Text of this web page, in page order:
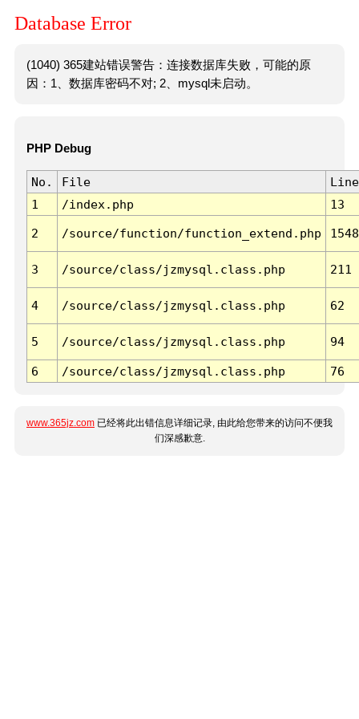
Database Error
(1040) 365建站错误警告：连接数据库失败，可能的原
因：1、数据库密码不对; 2、mysql未启动。
PHP Debug
No. File
Line
1
/index.php 13
2 /source/function/function_extend.php 1548
3 /source/class/jzmysql.class.php 211
4 /source/class/jzmysql.class.php 62
5 /source/class/jzmysql.class.php 94
6 /source/class/jzmysql.class.php 76
www.365jz.com 已经将此出错信息详细记录, 由此给您带来的访问不便我
们深感歉意.